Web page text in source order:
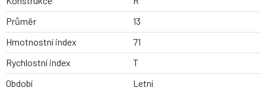
Průměr
13
Hmotnostní index
71
Rychlostní index
T
Období
Letní